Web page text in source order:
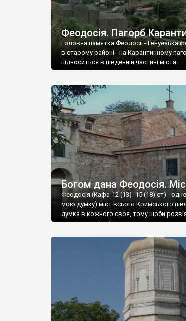
Феодосія. Пагорб
Головна памятка Феодосії - Генуезька
в старому районі - на Карантинному
підноситься в південній частині міста.
Богом дана Феодосія.
Феодосія (Кафа-12 (13) -15 (18) ст) - одне
мою думку) міст всього Кримського
думка в кожного своя, тому щоби
запрошую відвідати це